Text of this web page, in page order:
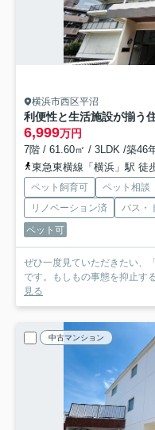
横浜市西区平沼
6,999万円
7階 / 61.60㎡ / 3LDK /築46
東急東横線「横浜」駅 徒
ペット飼育可 ペット相談
リノベーション済
バス・
ペット可
ぜひ一度見ていただきたい、
です。もしもの事態を抑止す
見る
中古マンション